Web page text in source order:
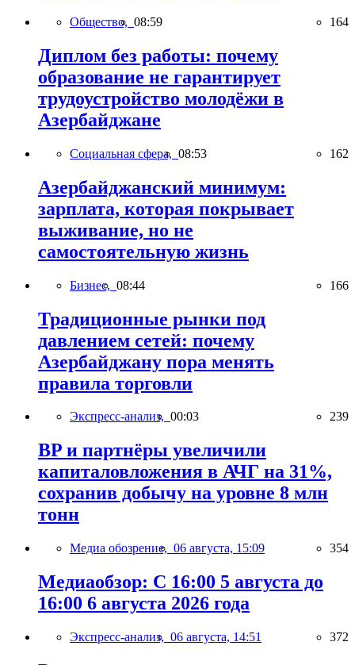
Общество, 08:59 164
Диплом без работы: почему
образование не гарантирует
трудоустройство молодёжи в
Азербайджане
Социальная сфера, 08:53 162
Азербайджанский минимум:
зарплата, которая покрывает
выживание, но не
самостоятельную жизнь
Бизнес, 08:44 166
Традиционные рынки под
давлением сетей: почему
Азербайджану пора менять
правила торговли
Экспресс-анализ, 00:03 239
BP и партнёры увеличили
капиталовложения в АЧГ на 31%,
сохранив добычу на уровне 8 млн
тонн
Медиа обозрение, 06 августа, 15:09 354
Медиаобзор: С 16:00 5 августа до
16:00 6 августа 2026 года
Экспресс-анализ, 06 августа, 14:51 372